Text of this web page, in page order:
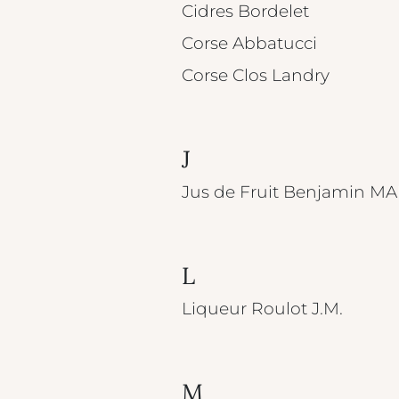
Cidres Bordelet
Corse Abbatucci
Corse Clos Landry
J
Jus de Fruit Benjamin
L
Liqueur Roulot J.M.
M